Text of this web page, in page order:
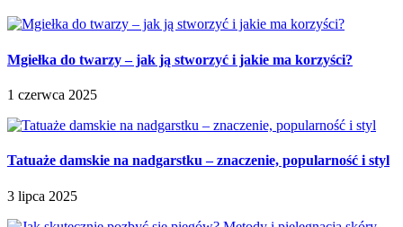
Mgiełka do twarzy – jak ją stworzyć i jakie ma korzyści?
1 czerwca 2025
Tatuaże damskie na nadgarstku – znaczenie, popularność i styl
3 lipca 2025